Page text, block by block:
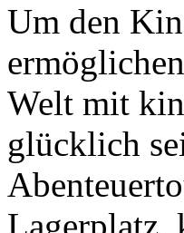
Um den
Welt mit
glücklich